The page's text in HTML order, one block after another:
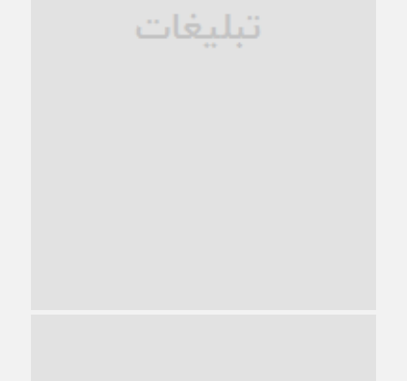
ترجیح عقلانیت ایرانی بر دیدگاه‌های آخرالزمانی